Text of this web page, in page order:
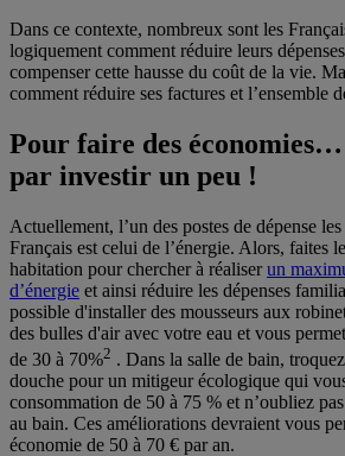
Dans ce contexte, nombreux sont les
logiquement comment réduire leurs
compenser cette hausse du coût de la vie.
comment réduire ses factures et l’ensemble
Pour faire des économies…
par investir un peu !
Actuellement, l’un des postes de dépense
Français est celui de l’énergie. Alors, faites
habitation pour chercher à réaliserun
d’énergie et ainsi réduire les dépenses
possible d'installer des mousseurs aux
des bulles d'air avec votre eau et vous
de 30 à 70%2 . Dans la salle de bain,
douche pour un mitigeur écologique qui
consommation de 50 à 75 % et n’oubliez
au bain. Ces améliorations devraient vous
économie de 50 à 70 € par an.